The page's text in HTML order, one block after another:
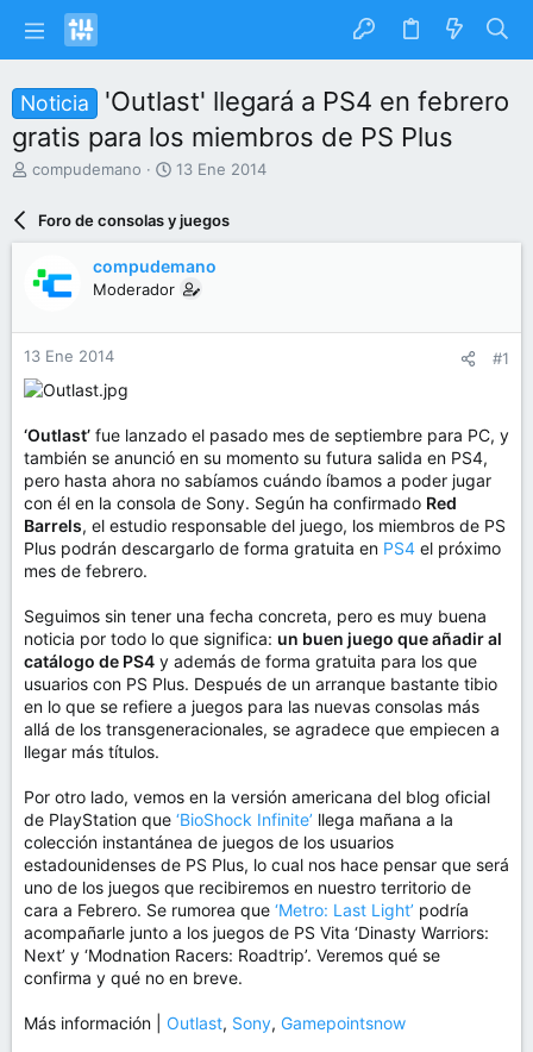
Noticia
'Outlast' llegará a PS4 en febrero
gratis para los miembros de PS Plus
I
a
r
d
e
l
t
e
m
a
compudemano
F
c
h
d
e
n
13 Ene 2014
Foro de consolas y juegos
compudemano
Moderador
13 Ene 2014 #1
‘Outlast’ fue lanzado el pasado mes de septiembre para PC, y
también se anunció en su momento su futura salida en PS4,
pero hasta ahora no sabíamos cuándo íbamos a poder jugar
con él en la consola de Sony. Según ha confirmado Red
Barrels, el estudio responsable del juego, los miembros de PS
Plus podrán descargarlo de forma gratuita en PS4 el próximo
mes de febrero.
Seguimos sin tener una fecha concreta, pero es muy buena
noticia por todo lo que significa: un buen juego que añadir al
catálogo de PS4 y además de forma gratuita para los que
usuarios con PS Plus. Después de un arranque bastante tibio
en lo que se refiere a juegos para las nuevas consolas más
allá de los transgeneracionales, se agradece que empiecen a
llegar más títulos.
Por otro lado, vemos en la versión americana del blog oficial
de PlayStation que ‘BioShock Infinite’ llega mañana a la
colección instantánea de juegos de los usuarios
estadounidenses de PS Plus, lo cual nos hace pensar que será
uno de los juegos que recibiremos en nuestro territorio de
cara a Febrero. Se rumorea que ‘Metro: Last Light’ podría
acompañarle junto a los juegos de PS Vita ‘Dinasty Warriors:
Next’ y ‘Modnation Racers: Roadtrip’. Veremos qué se
confirma y qué no en breve.
Más información | Outlast, Sony, Gamepointsnow